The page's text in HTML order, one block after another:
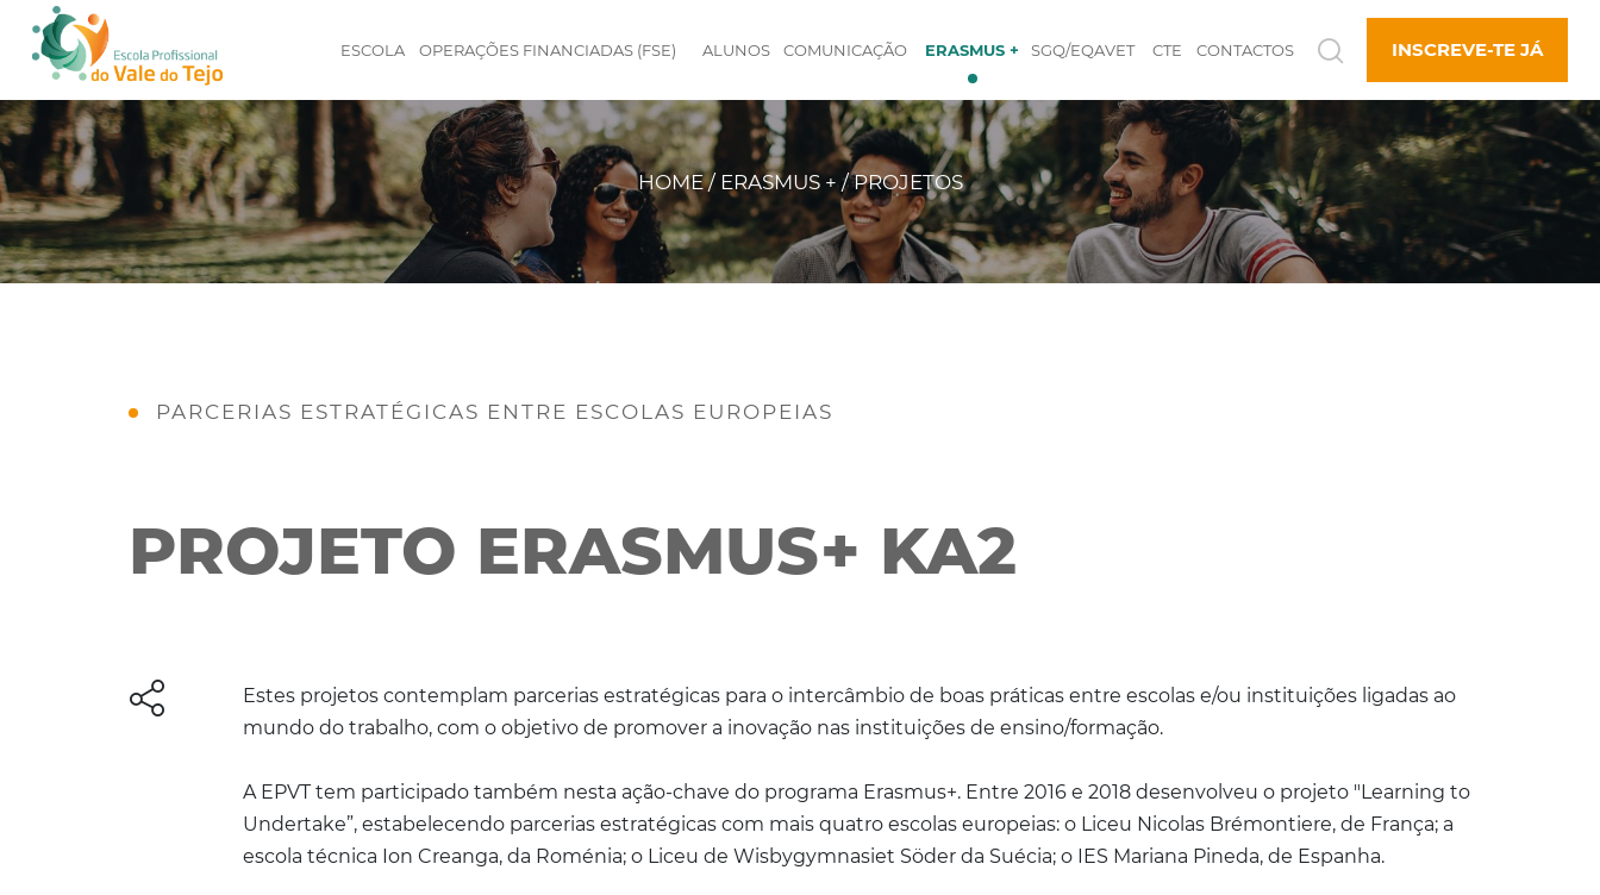
ESCOLA OPERAÇÕES FINANCIADAS (FSE) ALUNOS COMUNICAÇÃO ERASMUS + SGQ/EQAVET CTE CONTACTOS INSCREVE-TE JÁ
HOME / ERASMUS + / PROJETOS
PARCERIAS ESTRATÉGICAS ENTRE ESCOLAS EUROPEIAS
PROJETO ERASMUS+ KA2
Estes projetos contemplam parcerias estratégicas para o intercâmbio de boas práticas entre escolas e/ou instituições ligadas ao
mundo do trabalho, com o objetivo de promover a inovação nas instituições de ensino/formação.
A EPVT tem participado também nesta ação-chave do programa Erasmus+. Entre 2016 e 2018 desenvolveu o projeto "Learning to
Undertake”, estabelecendo parcerias estratégicas com mais quatro escolas europeias: o Liceu Nicolas Brémontiere, de França; a
escola técnica Ion Creanga, da Roménia; o Liceu de Wisbygymnasiet Söder da Suécia; o IES Mariana Pineda, de Espanha.